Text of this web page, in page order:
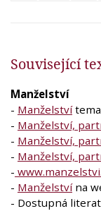
Související
Manželství
- Manželství
- Manželství,
- Manželství,
- Manželství,
-
- Manželstvína
- Dostupná